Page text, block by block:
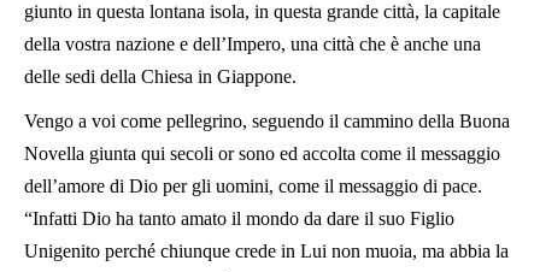
giunto in questa lontana isola, in questa grande città, la capitale
della vostra nazione e dell’Impero, una città che è anche una
delle sedi della Chiesa in Giappone.
Vengo a voi come pellegrino, seguendo il cammino della Buona
Novella giunta qui secoli or sono ed accolta come il messaggio
dell’amore di Dio per gli uomini, come il messaggio di pace.
“Infatti Dio ha tanto amato il mondo da dare il suo Figlio
Unigenito perché chiunque crede in Lui non muoia, ma abbia la